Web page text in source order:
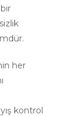
her
kontrol